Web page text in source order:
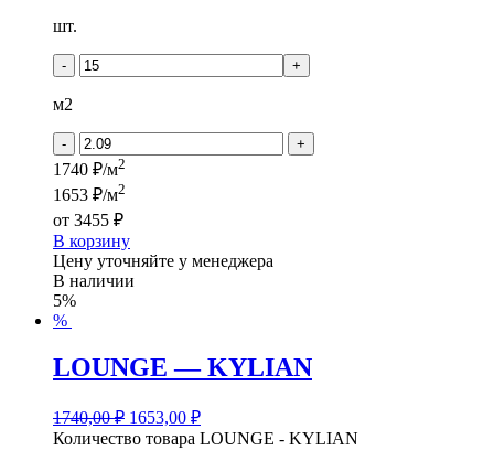
шт.
- +
м2
- +
1740 ₽/м2
1653 ₽/м2
от 3455 ₽
В корзину
Цену уточняйте у менеджера
В наличии
5%
%
LOUNGE — KYLIAN
1740,00₽ 1653,00 ₽
Количество товара LOUNGE - KYLIAN